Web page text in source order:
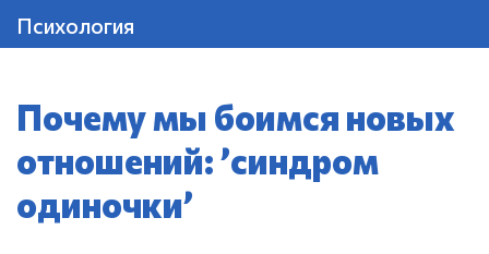
Психология
Почему мы боимся новых
отношений: ’синдром
одиночки’